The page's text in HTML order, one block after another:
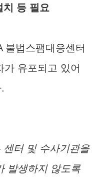
치 등 필요
불법스팸대응센터
유포되고 있어
터 및 수사기관을
발생하지 않도록